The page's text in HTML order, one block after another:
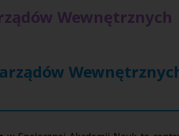
Wewnętrznych